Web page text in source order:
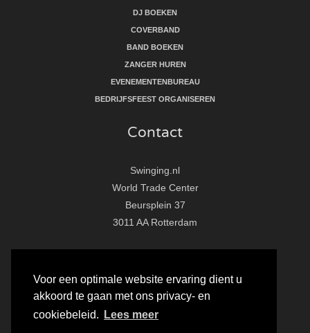
Voor een optimale website ervaring dient u
akkoord te gaan met ons privacy- en
cookiebeleid.
Lees meer
DJ BOEKEN
COVERBAND
BAND BOEKEN
ZANGER HUREN
EVENEMENTENBUREAU
BEDRIJFSFEEST ORGANISEREN
Contact
Swinging.nl
World Trade Center
Beursplein 37
3011 AA Rotterdam
E:
info@swinging.nl
F I